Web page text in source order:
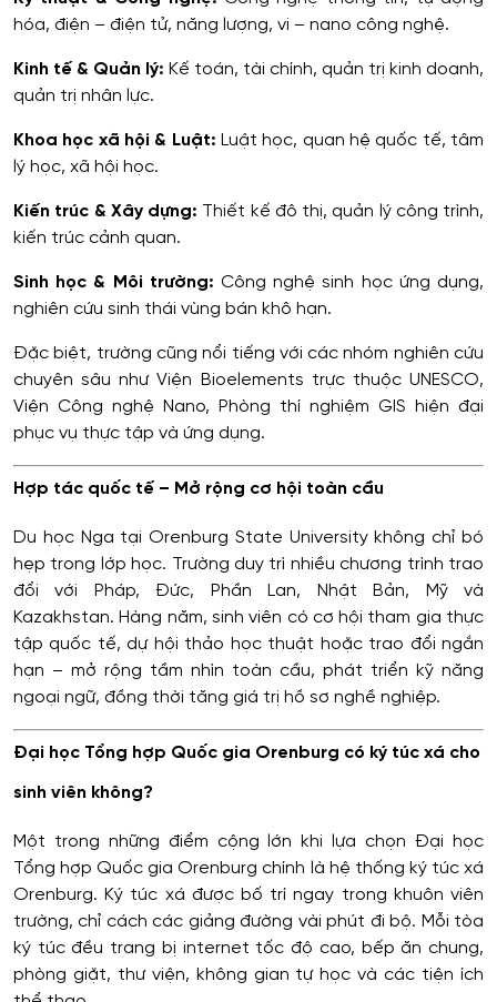
hóa, điện – điện tử, năng lượng, vi – nano công nghệ.
Kinh tế & Quản lý: Kế toán, tài chính, quản trị kinh doanh,
quản trị nhân lực.
Khoa học xã hội & Luật: Luật học, quan hệ quốc tế, tâm
lý học, xã hội học.
Kiến trúc & Xây dựng: Thiết kế đô thị, quản lý công trình,
kiến trúc cảnh quan.
Sinh học & Môi trường: Công nghệ sinh học ứng dụng,
nghiên cứu sinh thái vùng bán khô hạn.
Đặc biệt, trường cũng nổi tiếng với các nhóm nghiên cứu
chuyên sâu như Viện Bioelements trực thuộc UNESCO,
Viện Công nghệ Nano, Phòng thí nghiệm GIS hiện đại
phục vụ thực tập và ứng dụng.
Hợp tác quốc tế – Mở rộng cơ hội toàn cầu
Du học Nga tại Orenburg State University không chỉ bó
hẹp trong lớp học. Trường duy trì nhiều chương trình trao
đổi với Pháp, Đức, Phần Lan, Nhật Bản, Mỹ và
Kazakhstan. Hàng năm, sinh viên có cơ hội tham gia thực
tập quốc tế, dự hội thảo học thuật hoặc trao đổi ngắn
hạn – mở rộng tầm nhìn toàn cầu, phát triển kỹ năng
ngoại ngữ, đồng thời tăng giá trị hồ sơ nghề nghiệp.
Đại học Tổng hợp Quốc gia Orenburg có ký túc xá cho
sinh viên không?
Một trong những điểm cộng lớn khi lựa chọn Đại học
Tổng hợp Quốc gia Orenburg chính là hệ thống ký túc xá
Orenburg. Ký túc xá được bố trí ngay trong khuôn viên
trường, chỉ cách các giảng đường vài phút đi bộ. Mỗi tòa
ký túc đều trang bị internet tốc độ cao, bếp ăn chung,
phòng giặt, thư viện, không gian tự học và các tiện ích